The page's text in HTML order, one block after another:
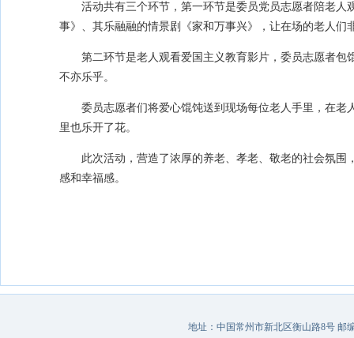
活动共有三个环节，第一环节是委员党员志愿者陪老
事》、其乐融融的情景剧《家和万事兴》，让在场的老人
第二环节是老人观看爱国主义教育影片，委员志愿者
不亦乐乎。
委员志愿者们将爱心馄饨送到现场每位老人手里，在
里也乐开了花。
此次活动，营造了浓厚的养老、孝老、敬老的社会氛
感和幸福感。
地址：中国常州市新北区衡山路8号 邮